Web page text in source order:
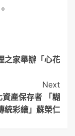
之家舉辦「心花
Next
產保存者 「糊
統彩繪」蘇榮仁